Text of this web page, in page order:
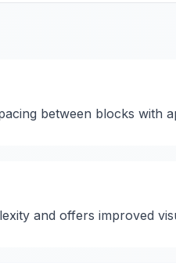
between blocks with
and offers improved